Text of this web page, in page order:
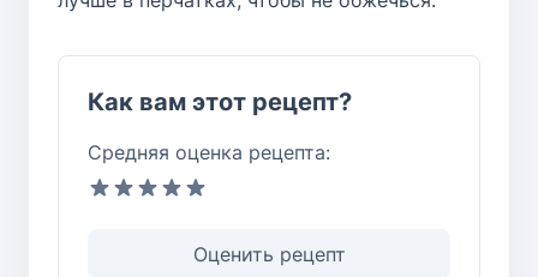
Как вам этот рецепт?
Средняя оценка рецепта:
Оценить рецепт